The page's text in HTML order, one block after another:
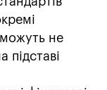
можуть не